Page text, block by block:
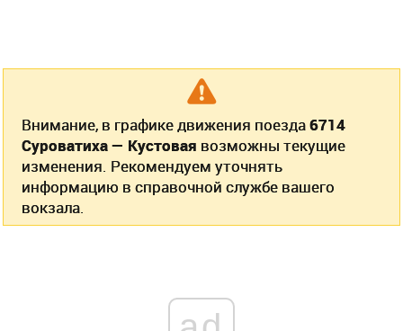
Внимание, в графике движения поезда6714
Суроватиха — Кустовая возможны текущие
изменения. Рекомендуем уточнять
информацию в справочной службе вашего
вокзала.